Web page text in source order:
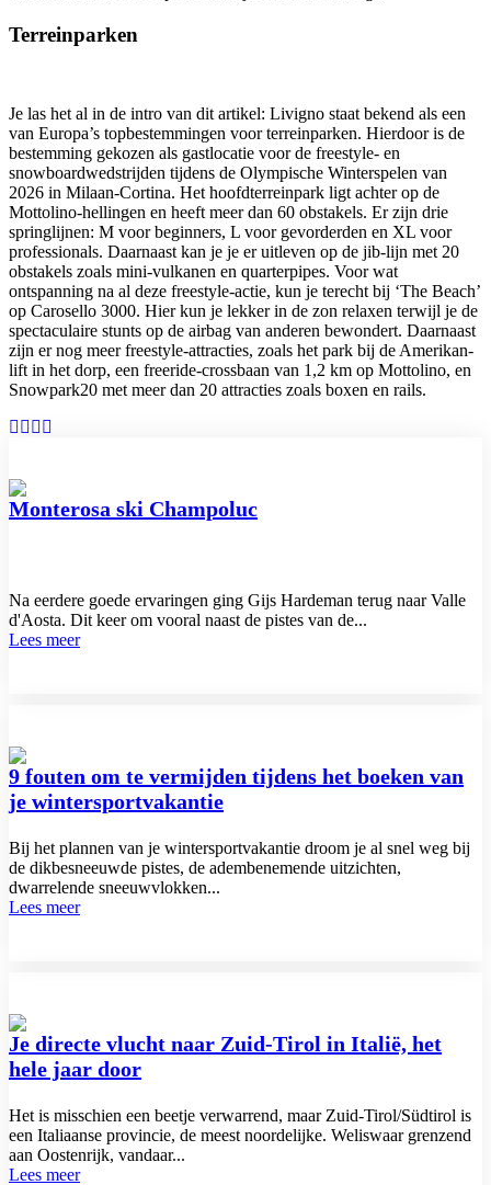
Terreinparken
Je las het al in de intro van dit artikel: Livigno staat bekend als een
van Europa’s topbestemmingen voor terreinparken. Hierdoor is de
bestemming gekozen als gastlocatie voor de freestyle- en
snowboardwedstrijden tijdens de Olympische Winterspelen van
2026 in Milaan-Cortina. Het hoofdterreinpark ligt achter op de
Mottolino-hellingen en heeft meer dan 60 obstakels. Er zijn drie
springlijnen: M voor beginners, L voor gevorderden en XL voor
professionals. Daarnaast kan je je er uitleven op de jib-lijn met 20
obstakels zoals mini-vulkanen en quarterpipes. Voor wat
ontspanning na al deze freestyle-actie, kun je terecht bij ‘The Beach’
op Carosello 3000. Hier kun je lekker in de zon relaxen terwijl je de
spectaculaire stunts op de airbag van anderen bewondert. Daarnaast
zijn er nog meer freestyle-attracties, zoals het park bij de Amerikan-
lift in het dorp, een freeride-crossbaan van 1,2 km op Mottolino, en
Snowpark20 met meer dan 20 attracties zoals boxen en rails.
Monterosa ski Champoluc
Na eerdere goede ervaringen ging Gijs Hardeman terug naar Valle
d'Aosta. Dit keer om vooral naast de pistes van de...
Lees meer
9 fouten om te vermijden tijdens het boeken van
je wintersportvakantie
Bij het plannen van je wintersportvakantie droom je al snel weg bij
de dikbesneeuwde pistes, de adembenemende uitzichten,
dwarrelende sneeuwvlokken...
Lees meer
Je directe vlucht naar Zuid-Tirol in Italië, het
hele jaar door
Het is misschien een beetje verwarrend, maar Zuid-Tirol/Südtirol is
een Italiaanse provincie, de meest noordelijke. Weliswaar grenzend
aan Oostenrijk, vandaar...
Lees meer